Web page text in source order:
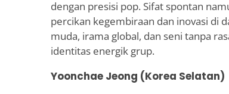
dengan presisi pop. Sifat spontan
percikan kegembiraan dan inovasi di
muda, irama global, dan seni tanpa
identitas energik grup.
Yoonchae Jeong (Korea Selatan)